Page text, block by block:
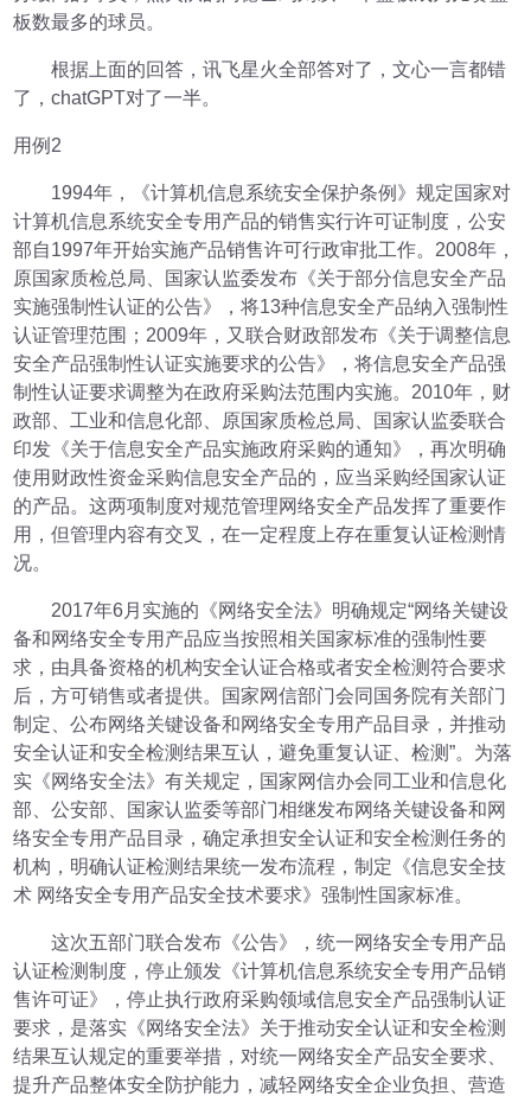
板数最多的球员。
根据上面的回答，讯飞星火全部答对了，文心一言都错
了，chatGPT对了一半。
用例2
1994年，《计算机信息系统安全保护条例》规定国家对
计算机信息系统安全专用产品的销售实行许可证制度，公安
部自1997年开始实施产品销售许可行政审批工作。2008年，
原国家质检总局、国家认监委发布《关于部分信息安全产品
实施强制性认证的公告》，将13种信息安全产品纳入强制性
认证管理范围；2009年，又联合财政部发布《关于调整信息
安全产品强制性认证实施要求的公告》，将信息安全产品强
制性认证要求调整为在政府采购法范围内实施。2010年，财
政部、工业和信息化部、原国家质检总局、国家认监委联合
印发《关于信息安全产品实施政府采购的通知》，再次明确
使用财政性资金采购信息安全产品的，应当采购经国家认证
的产品。这两项制度对规范管理网络安全产品发挥了重要作
用，但管理内容有交叉，在一定程度上存在重复认证检测情
况。
2017年6月实施的《网络安全法》明确规定“网络关键设
备和网络安全专用产品应当按照相关国家标准的强制性要
求，由具备资格的机构安全认证合格或者安全检测符合要求
后，方可销售或者提供。国家网信部门会同国务院有关部门
制定、公布网络关键设备和网络安全专用产品目录，并推动
安全认证和安全检测结果互认，避免重复认证、检测”。为落
实《网络安全法》有关规定，国家网信办会同工业和信息化
部、公安部、国家认监委等部门相继发布网络关键设备和网
络安全专用产品目录，确定承担安全认证和安全检测任务的
机构，明确认证检测结果统一发布流程，制定《信息安全技
术 网络安全专用产品安全技术要求》强制性国家标准。
这次五部门联合发布《公告》，统一网络安全专用产品
认证检测制度，停止颁发《计算机信息系统安全专用产品销
售许可证》，停止执行政府采购领域信息安全产品强制认证
要求，是落实《网络安全法》关于推动安全认证和安全检测
结果互认规定的重要举措，对统一网络安全产品安全要求、
提升产品整体安全防护能力，减轻网络安全企业负担、营造